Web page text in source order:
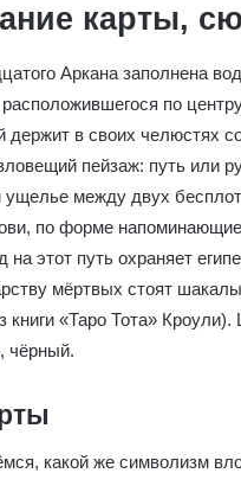
карты,
Аркана заполнена
по
держит в своих челюстях
пейзаж: путь или
ущелье между двух
по форме
этот путь охраняет
мёртвых стоят
книги «Таро Тота»
чёрный.
какой же символизм